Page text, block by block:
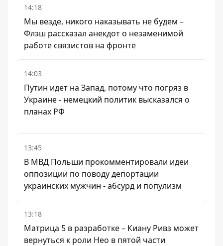
14:18
Мы везде, никого наказывать не будем –
Флэш рассказал анекдот о незаменимой
работе связистов на фронте
14:03
Путин идет на Запад, потому что погряз в
Украине - немецкий политик высказался о
планах РФ
13:45
В МВД Польши прокомментировали идеи
оппозиции по поводу депортации
украинских мужчин - абсурд и популизм
13:18
Матрица 5 в разработке – Киану Ривз может
вернуться к роли Нео в пятой части